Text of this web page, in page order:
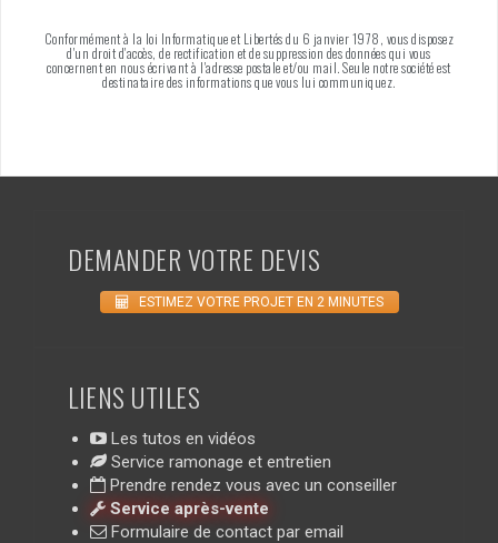
Conformément à la loi Informatique et Libertés du 6 janvier 1978, vous disposez
d'un droit d'accès, de rectification et de suppression des données qui vous
concernent en nous écrivant à l'adresse postale et/ou mail. Seule notre société est
destinataire des informations que vous lui communiquez.
DEMANDER VOTRE DEVIS
ESTIMEZ VOTRE PROJET EN 2 MINUTES
LIENS UTILES
Les tutos en vidéos
Service ramonage et entretien
Prendre rendez vous avec un conseiller
Service après-vente
Formulaire de contact par email